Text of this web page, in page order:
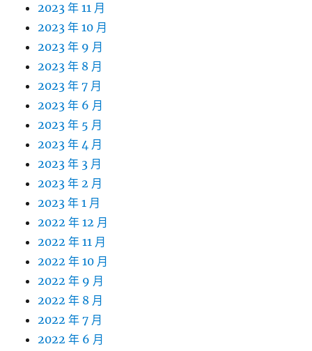
2023 年 11 月
2023 年 10 月
2023 年 9 月
2023 年 8 月
2023 年 7 月
2023 年 6 月
2023 年 5 月
2023 年 4 月
2023 年 3 月
2023 年 2 月
2023 年 1 月
2022 年 12 月
2022 年 11 月
2022 年 10 月
2022 年 9 月
2022 年 8 月
2022 年 7 月
2022 年 6 月